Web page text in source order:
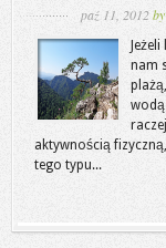
paź 11, 2012by
nam
aktywnością
tego typu...